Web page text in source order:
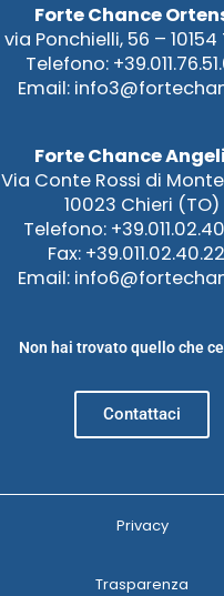
Forte Chance
via Ponchielli, 56 –
Telefono:
Email:
Forte Chance
Via Conte Rossi di
10023 Chieri (TO)
Telefono:
Fax:
Email:
Non hai trovato quello che
Contattaci
Privacy
Trasparenza